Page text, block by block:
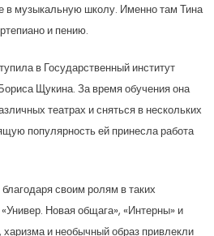
в музыкальную школу. Именно там Тина
и пению.
в Государственный институт
Щукина. За время обучения она
театрах и сняться в нескольких
популярность ей принесла работа
своим ролям в таких
Новая общага», «Интерны» и
харизма и необычный образ привлекли